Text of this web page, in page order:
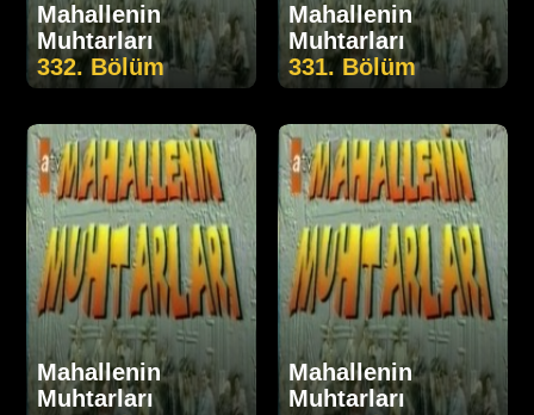
Mahallenin
Muhtarları
332. Bölüm
Mahallenin
Muhtarları
331. Bölüm
Mahallenin
Muhtarları
Mahallenin
Muhtarları